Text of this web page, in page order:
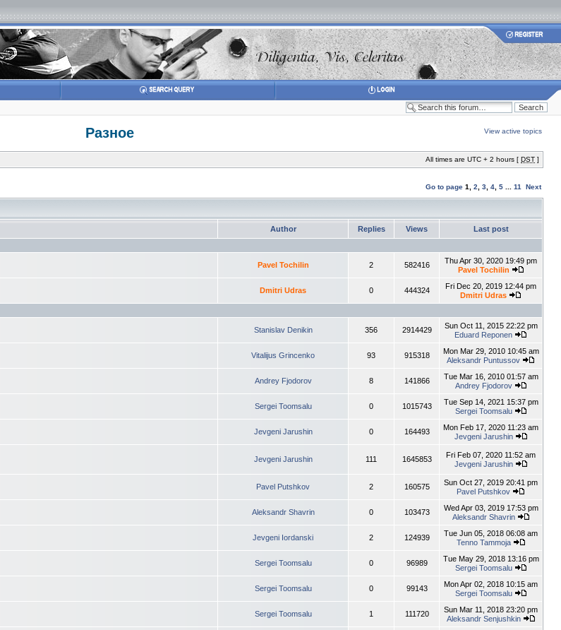
Разное View active topics
All times are UTC + 2 hours [ DST ]
Go to page 1 2 3 4 5 11 Next
Author Replies Views Last post
Pavel Tochilin 2 582416
Thu Apr 30, 2020 19:49 pm
Pavel Tochilin
Dmitri Udras 0 444324
Fri Dec 20, 2019 12:44 pm
Dmitri Udras
Stanislav Denikin 356 2914429
Sun Oct 11, 2015 22:22 pm
Eduard Reponen
Vitalijus Grincenko 93 915318
Mon Mar 29, 2010 10:45 am
Aleksandr Puntussov
Andrey Fjodorov 8 141866
Tue Mar 16, 2010 01:57 am
Andrey Fjodorov
Sergei Toomsalu 0 1015743
Tue Sep 14, 2021 15:37 pm
Sergei Toomsalu
Jevgeni Jarushin 0 164493
Mon Feb 17, 2020 11:23 am
Jevgeni Jarushin
Jevgeni Jarushin 111 1645853
Fri Feb 07, 2020 11:52 am
Jevgeni Jarushin
Pavel Putshkov 2 160575
Sun Oct 27, 2019 20:41 pm
Pavel Putshkov
Aleksandr Shavrin 0 103473
Wed Apr 03, 2019 17:53 pm
Aleksandr Shavrin
Jevgeni Iordanski 2 124939
Tue Jun 05, 2018 06:08 am
Tenno Tammoja
Sergei Toomsalu 0 96989
Tue May 29, 2018 13:16 pm
Sergei Toomsalu
Sergei Toomsalu 0 99143
Mon Apr 02, 2018 10:15 am
Sergei Toomsalu
Sergei Toomsalu 1 111720
Sun Mar 11, 2018 23:20 pm
Aleksandr Senjushkin